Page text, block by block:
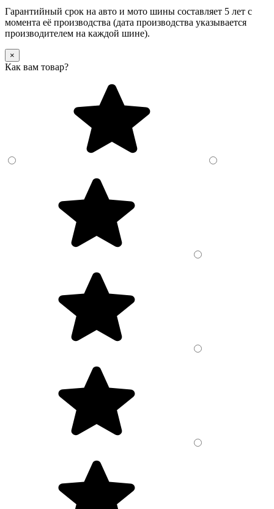
Гарантийный срок на авто и мото шины составляет 5 лет с
момента её производства (дата производства указывается
производителем на каждой шине).
×
Как вам товар?